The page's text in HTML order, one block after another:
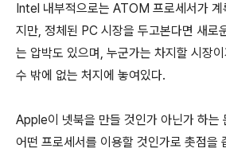
Intel 내부적으로는 ATOM 프로세서가 계
지만, 정체된 PC 시장을 두고본다면 새로
는 압박도 있으며, 누군가는 차지할 시장
수 밖에 없는 처지에 놓여있다.
Apple이 넷북을 만들 것인가 아닌가 하는
어떤 프로세서를 이용할 것인가로 촛점을